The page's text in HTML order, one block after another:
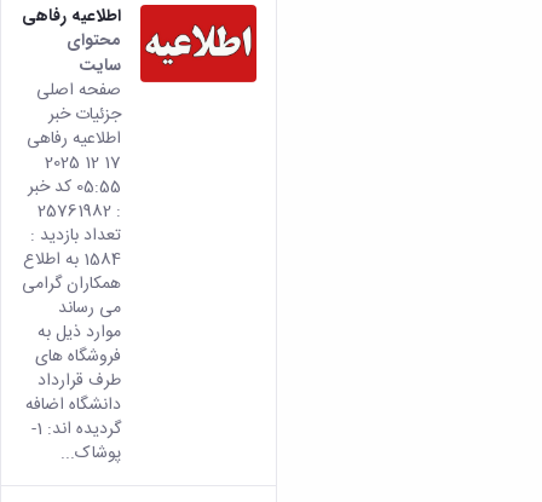
اطلاعیه رفاهی
محتوای
سایت
صفحه اصلی
جزئیات خبر
اطلاعیه رفاهی
17 12 2025
05:55 کد خبر
: 25761982
تعداد بازدید :
1584 به اطلاع
همکاران گرامی
می رساند
موارد ذیل به
فروشگاه های
طرف قرارداد
دانشگاه اضافه
گردیده اند: 1-
پوشاک...